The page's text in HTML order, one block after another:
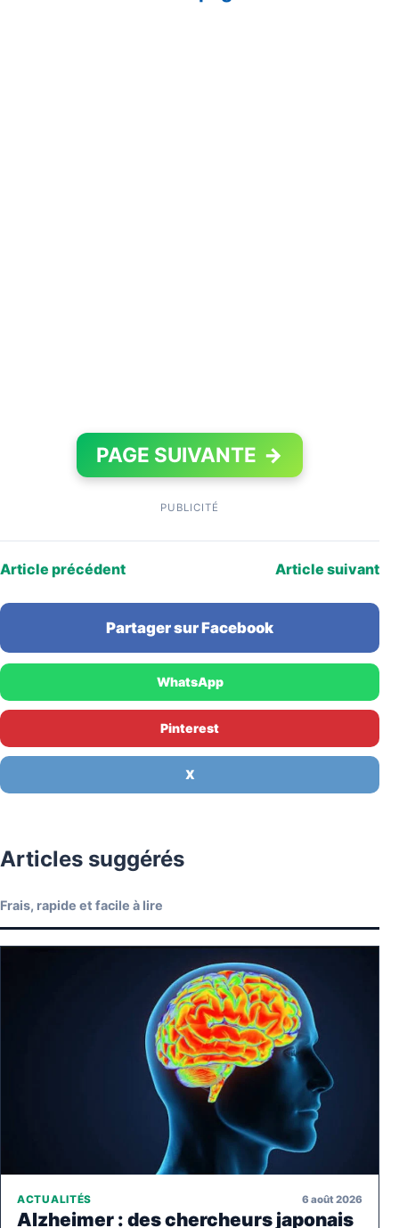
PAGE SUIVANTE →
PUBLICITÉ
Article précédent Article suivant
Partager sur Facebook
WhatsApp
Pinterest
X
Articles suggérés
Frais, rapide et facile à lire
ACTUALITÉS 6 août 2026
Alzheimer : des chercheurs japonais